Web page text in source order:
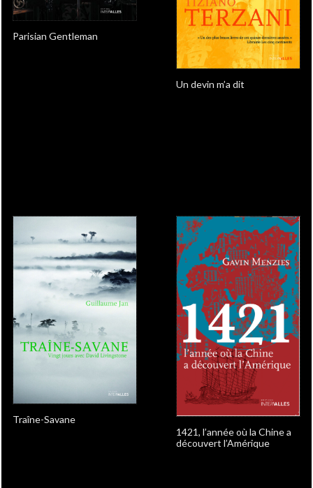
Parisian Gentleman
Un devin m’a dit
Traîne-Savane
1421, l’année où la Chine a
découvert l’Amérique